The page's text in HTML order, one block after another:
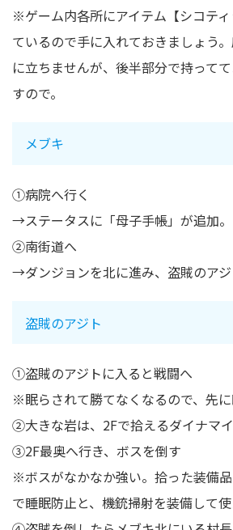
※ゲーム内各所にアイテム【シコテ
ているので手に入れておきましょう
に立ちませんが、後半部分で持って
すので。
メブキ
①病院へ行く
→ステータスに「母子手帳」が追加。
②南街道へ
→ダンジョンを北に進み、盗賊のアジ
盗賊のアジト
①盗賊のアジトに入ると戦闘へ
※眠らされて勝てなくなるので、先
②大きな岩は、2Fで拾えるダイナマ
③2F最奥へ行き、ボスを倒す
※ボスがなかなか強い。拾った装備品
で睡眠防止と、機銃掃射を装備して